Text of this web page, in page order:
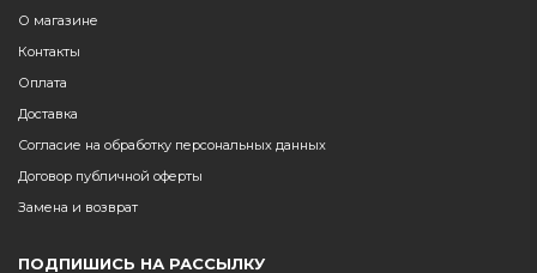
О магазине
Контакты
Оплата
Доставка
Согласие на обработку персональных данных
Договор публичной оферты
Замена и возврат
ПОДПИШИСЬ НА РАССЫЛКУ